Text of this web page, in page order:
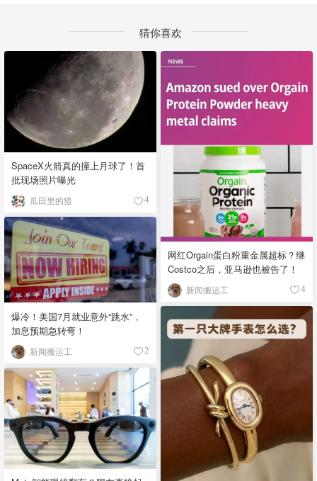
猜你喜欢
SpaceX火箭真的撞上月球了！首
批现场照片曝光
瓜田里的猹 4
网红Orgain蛋白粉重金属超标？继
Costco之后，亚马逊也被告了！
新闻搬运工 4
爆冷！美国7月就业意外“跳水”，
加息预期急转弯！
新闻搬运工 2